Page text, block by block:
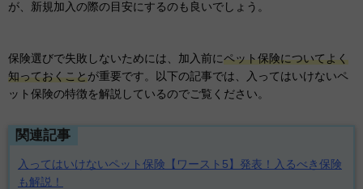
が、新規加入の際の目安にするのも良いでしょう。
保険選びで失敗しないためには、加入前にペット保険についてよく
知っておくことが重要です。以下の記事では、入ってはいけないペ
ット保険の特徴を解説しているのでご覧ください。
関連記事
入ってはいけないペット保険【ワースト5】発表！入るべき保険
も解説！